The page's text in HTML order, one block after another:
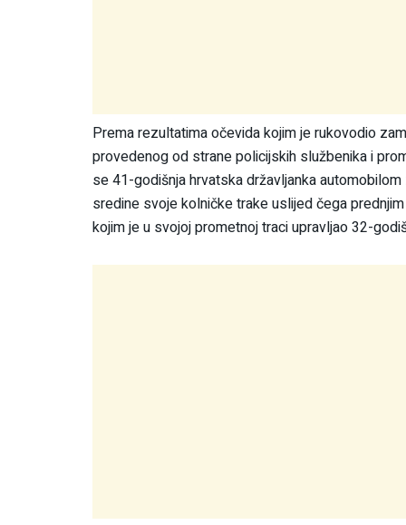
Prema rezultatima očevida kojim je rukovodio
provedenog od strane policijskih službenika i
se 41-godišnja hrvatska državljanka
sredine svoje kolničke trake uslijed čega
kojim je u svojoj prometnoj traci upravljao 32-